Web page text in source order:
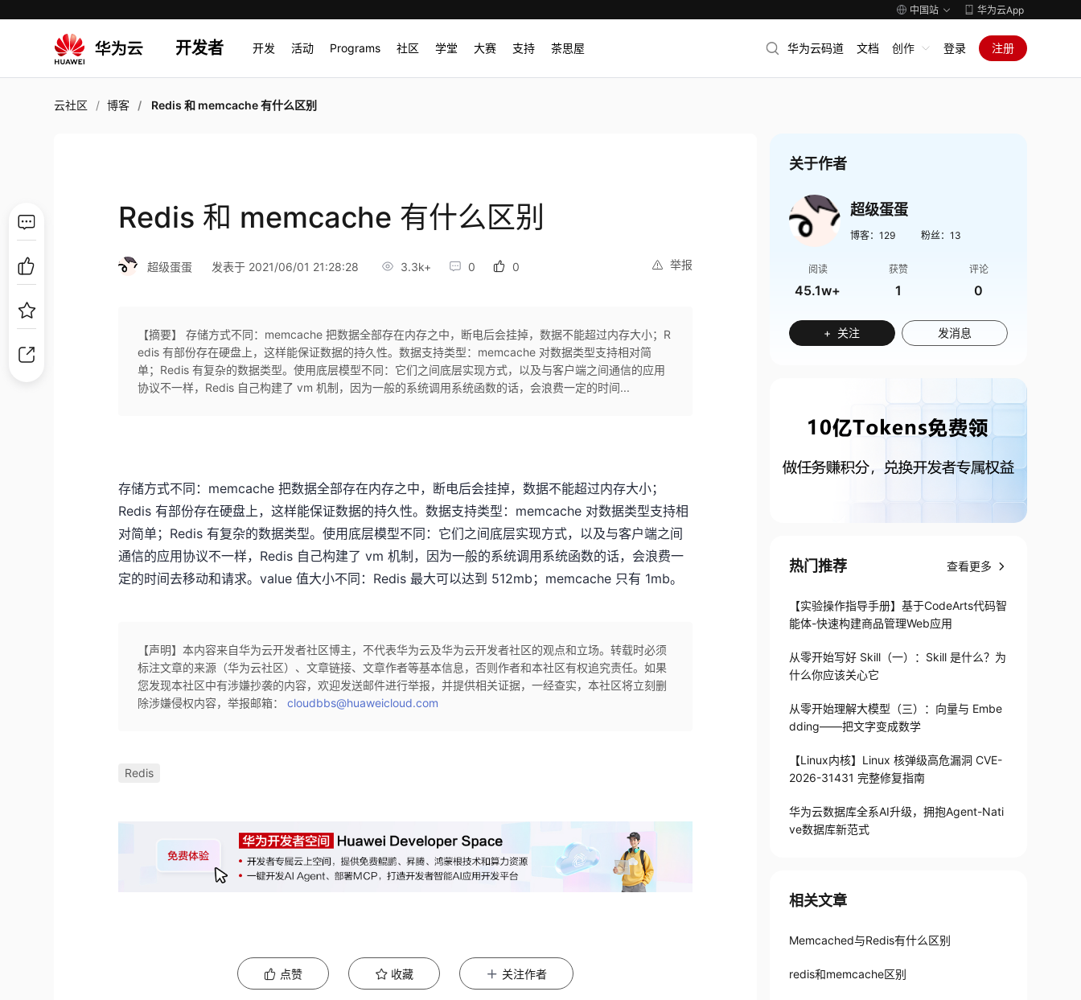
中国站 华为云App
开发者 开发 活动 Programs 社区 学堂 大赛 支持 茶思屋 华为云码道 文档 创作 登录 注册
云社区 博客 Redis 和 memcache 有什么区别
Redis 和 memcache 有什么区别
举报
超级蛋蛋 发表于 2021/06/01 21:28:28 3.3k+ 0 0
【摘要】 存储方式不同：memcache 把数据全部存在内存之中，断电后会挂掉，数据不能超过内存大小；R
edis 有部份存在硬盘上，这样能保证数据的持久性。数据支持类型：memcache 对数据类型支持相对简
单；Redis 有复杂的数据类型。使用底层模型不同：它们之间底层实现方式，以及与客户端之间通信的应用
协议不一样，Redis 自己构建了 vm 机制，因为一般的系统调用系统函数的话，会浪费一定的时间...
存储方式不同：memcache 把数据全部存在内存之中，断电后会挂掉，数据不能超过内存大小；
Redis 有部份存在硬盘上，这样能保证数据的持久性。数据支持类型：memcache 对数据类型支持相
对简单；Redis 有复杂的数据类型。使用底层模型不同：它们之间底层实现方式，以及与客户端之间
通信的应用协议不一样，Redis 自己构建了 vm 机制，因为一般的系统调用系统函数的话，会浪费一
定的时间去移动和请求。value 值大小不同：Redis 最大可以达到 512mb；memcache 只有 1mb。
【声明】本内容来自华为云开发者社区博主，不代表华为云及华为云开发者社区的观点和立场。转载时必须
标注文章的来源（华为云社区）、文章链接、文章作者等基本信息，否则作者和本社区有权追究责任。如果
您发现本社区中有涉嫌抄袭的内容，欢迎发送邮件进行举报，并提供相关证据，一经查实，本社区将立刻删
除涉嫌侵权内容，举报邮箱：cloudbbs@huaweicloud.com
Redis
点赞 收藏 关注作者
关于作者
超级蛋蛋
博客： 129 粉丝： 13
阅读
45.1w+
获赞
1
评论
0
+ 关注 发消息
热门推荐 查看更多
【实验操作指导手册】基于CodeArts代码智
能体-快速构建商品管理Web应用
从零开始写好 Skill（一）：Skill 是什么？为
什么你应该关心它
从零开始理解大模型（三）：向量与 Embe
dding——把文字变成数学
【Linux内核】Linux 核弹级高危漏洞 CVE-
2026-31431 完整修复指南
华为云数据库全系AI升级，拥抱Agent-Nati
ve数据库新范式
相关文章
Memcached与Redis有什么区别
redis和memcache区别